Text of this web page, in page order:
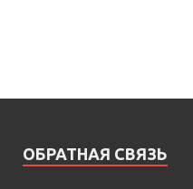
ОБРАТНАЯ СВЯЗЬ